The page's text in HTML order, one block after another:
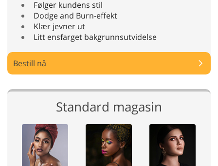
Følger kundens stil
Dodge and Burn-effekt
Klær jevner ut
Litt ensfarget bakgrunnsutvidelse
Bestill nå
Standard magasin